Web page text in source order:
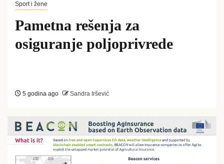
Sport i žene
Pametna rešenja za
osiguranje poljoprivrede
5 godina ago Sandra Iršević